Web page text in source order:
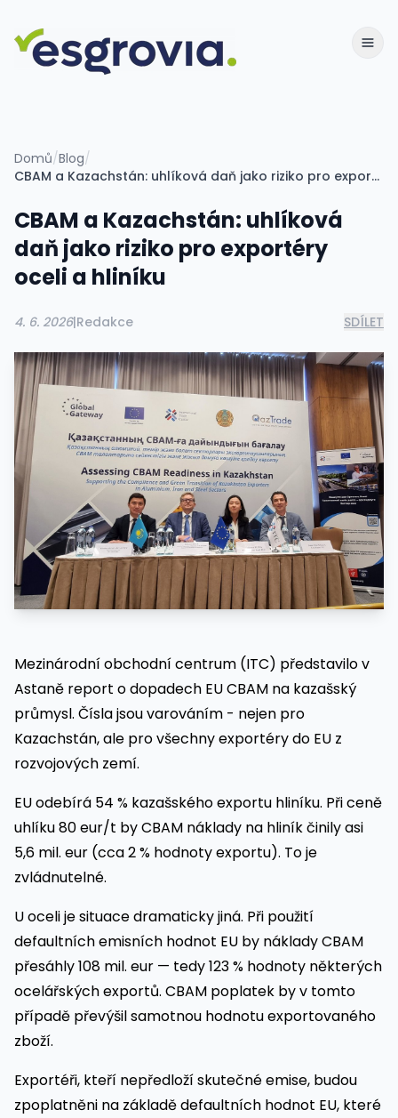
Domů/Blog/
CBAM a Kazachstán: uhlíková daň jako riziko pro exportéry oceli a hliníku
CBAM a Kazachstán: uhlíková
daň jako riziko pro exportéry
oceli a hliníku
4. 6. 2026|Redakce SDÍLET
Mezinárodní obchodní centrum (ITC) představilo v
Astaně report o dopadech EU CBAM na kazašský
průmysl. Čísla jsou varováním - nejen pro
Kazachstán, ale pro všechny exportéry do EU z
rozvojových zemí.
EU odebírá 54 % kazašského exportu hliníku. Při ceně
uhlíku 80 eur/t by CBAM náklady na hliník činily asi
5,6 mil. eur (cca 2 % hodnoty exportu). To je
zvládnutelné.
U oceli je situace dramaticky jiná. Při použití
defaultních emisních hodnot EU by náklady CBAM
přesáhly 108 mil. eur — tedy 123 % hodnoty některých
ocelářských exportů. CBAM poplatek by v tomto
případě převýšil samotnou hodnotu exportovaného
zboží.
Exportéři, kteří nepředloží skutečné emise, budou
zpoplatněni na základě defaultních hodnot EU, které